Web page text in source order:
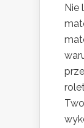
Nie